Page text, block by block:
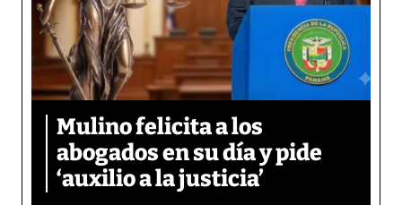
Mulino felicita a los
abogados en su día y pide
‘auxilio a la justicia’